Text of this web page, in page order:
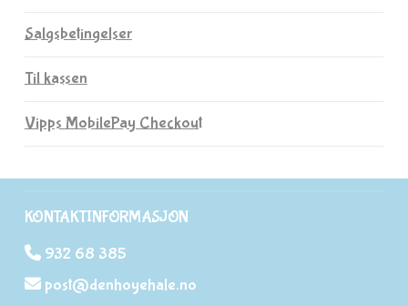
Salgsbetingelser
Til kassen
Vipps MobilePay Checkout
KONTAKTINFORMASJON
932 68 385
post@denhoyehale.no